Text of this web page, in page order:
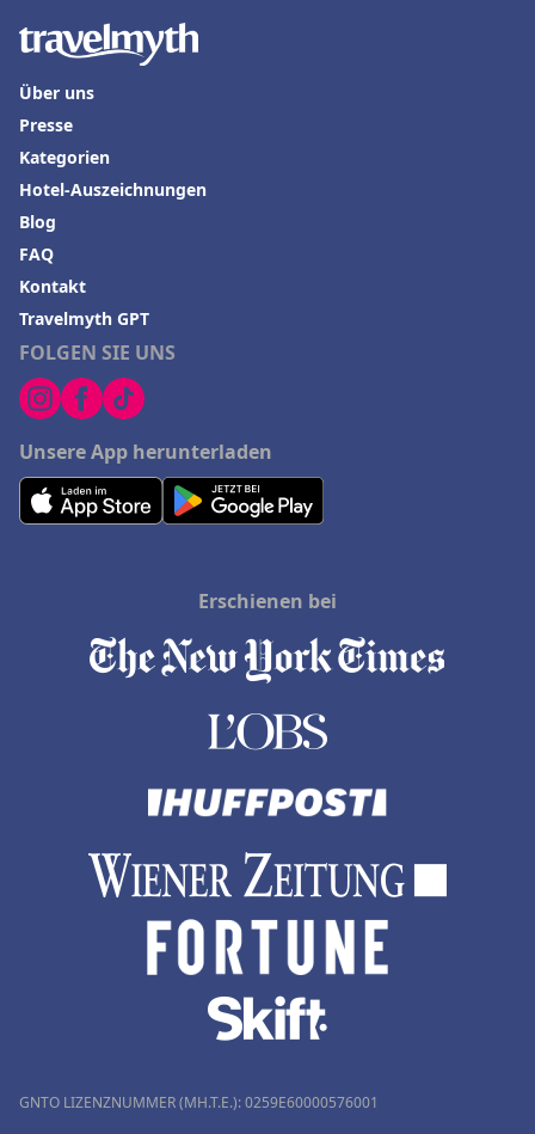
FOLGEN SIE UNS
Unsere App herunterladen
Über uns
Presse
Kategorien
Hotel-Auszeichnungen
Blog
FAQ
Kontakt
Travelmyth GPT
Erschienen bei
GNTO LIZENZNUMMER (MH.T.E.): 0259Ε60000576001